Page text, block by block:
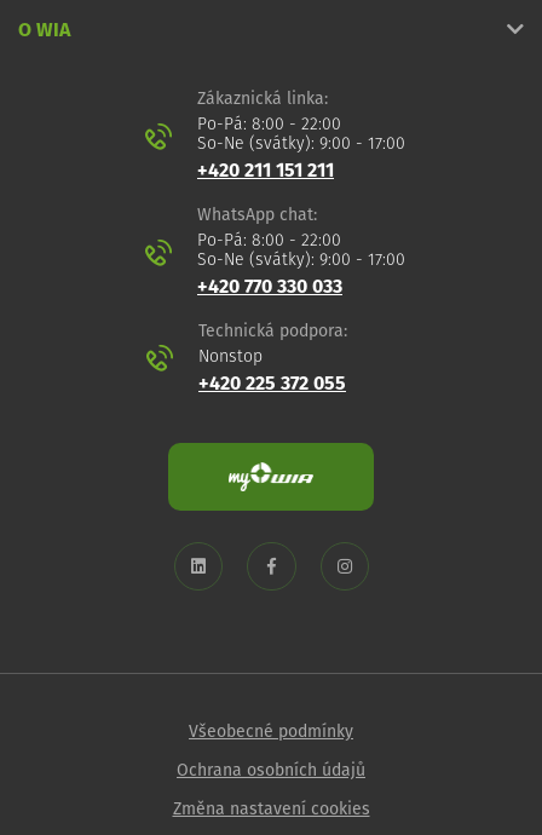
O WIA
Zákaznická linka:
Po-Pá: 8:00 - 22:00
So-Ne (svátky): 9:00 - 17:00
+420 211 151 211
WhatsApp chat:
Po-Pá: 8:00 - 22:00
So-Ne (svátky): 9:00 - 17:00
+420 770 330 033
Technická podpora:
Nonstop
+420 225 372 055
Všeobecné podmínky
Ochrana osobních údajů
Změna nastavení cookies